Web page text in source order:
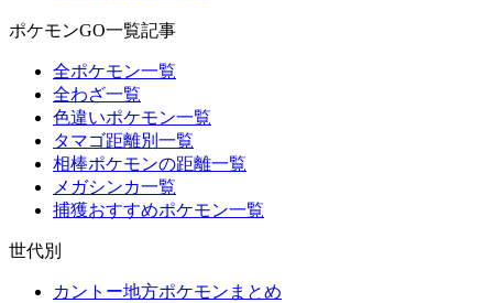
ポケモンGO一覧記事
全ポケモン一覧
全わざ一覧
色違いポケモン一覧
タマゴ距離別一覧
相棒ポケモンの距離一覧
メガシンカ一覧
捕獲おすすめポケモン一覧
世代別
カントー地方ポケモンまとめ